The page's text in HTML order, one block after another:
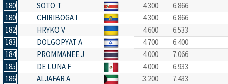
180
SOTO T 4.300
6.866
180
CHIRIBOGA I 4.300
6.866
182
HRYKO V 4.600
6.533
183
DOLGOPYAT A 4.700
6.400
184
PROMMANEE J 4.000
7.066
185
DE LUNA F 4.000
6.933
186
ALJAFAR A 3.200
7.433